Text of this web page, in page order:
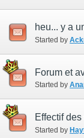
heu... y a
Started by
Forum et
Started by
Effectif
Started by